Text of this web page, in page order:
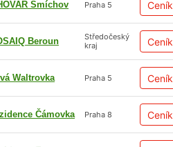
Smíchov Praha 5 Ceník
Beroun
Středočeský
kraj
Ceník
Waltrovka Praha 5 Ceník
Čámovka Praha 8 Ceník